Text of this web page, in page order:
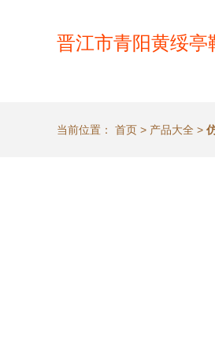
晋江市青阳黄绥亭
当前位置： 首页 > 产品大全 >